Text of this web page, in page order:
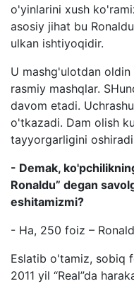
o'yinlarini xush
asosiy jihat bu
ulkan ishtiyoqidir.
U mashg'ulotdan
rasmiy mashqlar.
davom etadi.
o'tkazadi. Dam olish
tayyorgarligini
- Demak,
Ronaldu” degan
eshitamizmi?
- Ha, 250 foiz –
Eslatib o'tamiz, sobiq
2011 yil “Real”da